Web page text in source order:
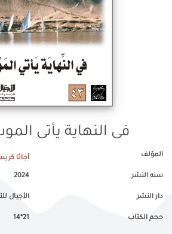
فى النهاية يأتى
المؤلف أجاثا
سنه النشر 2024
دار النشر الأجيال
حجم الكتاب 21*14